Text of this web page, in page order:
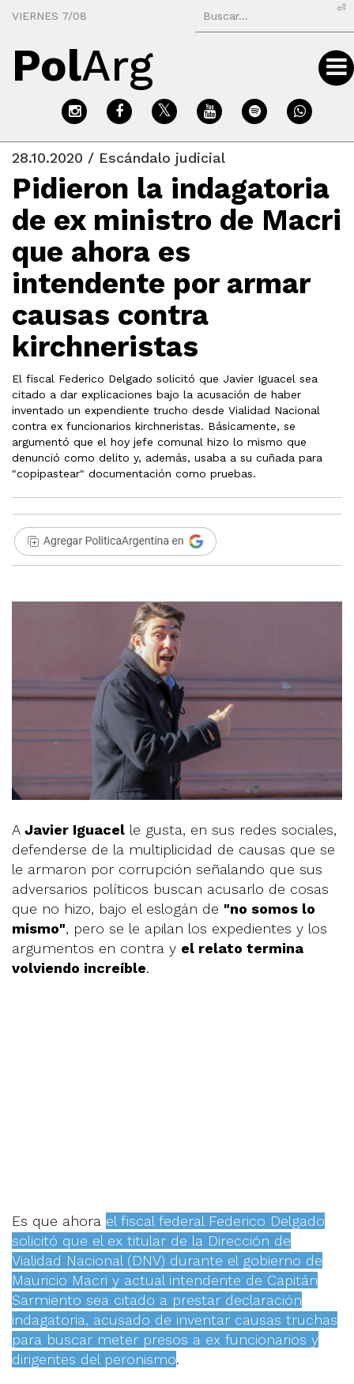
VIERNES 7/08
⏎
PolArg
28.10.2020 / Escándalo judicial
Pidieron la indagatoria
de ex ministro de Macri
que ahora es
intendente por armar
causas contra
kirchneristas
El fiscal Federico Delgado solicitó que Javier Iguacel sea
citado a dar explicaciones bajo la acusación de haber
inventado un expendiente trucho desde Vialidad Nacional
contra ex funcionarios kirchneristas. Básicamente, se
argumentó que el hoy jefe comunal hizo lo mismo que
denunció como delito y, además, usaba a su cuñada para
"copipastear" documentación como pruebas.
A Javier Iguacel le gusta, en sus redes sociales,
defenderse de la multiplicidad de causas que se
le armaron por corrupción señalando que sus
adversarios políticos buscan acusarlo de cosas
que no hizo, bajo el eslogán de "no somos lo
mismo", pero se le apilan los expedientes y los
argumentos en contra y el relato termina
volviendo increíble.
Es que ahora el fiscal federal Federico Delgado
solicitó que el ex titular de la Dirección de
Vialidad Nacional (DNV) durante el gobierno de
Mauricio Macri y actual intendente de Capitán
Sarmiento sea citado a prestar declaración
indagatoria, acusado de inventar causas truchas
para buscar meter presos a ex funcionarios y
dirigentes del peronismo.